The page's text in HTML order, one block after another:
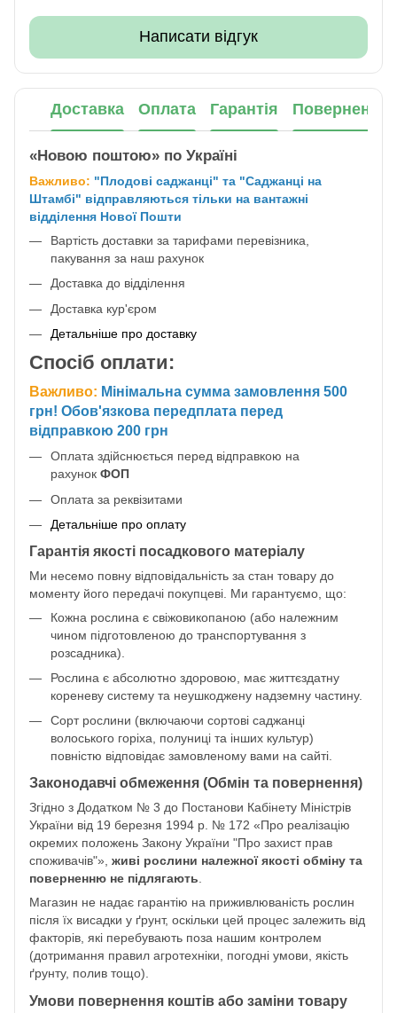
Написати відгук
Доставка Оплата Гарантія Повернення
«Новою поштою» по Україні
Важливо: "Плодові саджанці" та "Саджанці на
Штамбі" відправляються тільки на вантажні
відділення Нової Пошти
Вартість доставки за тарифами перевізника,
пакування за наш рахунок
Доставка до відділення
Доставка кур'єром
Детальніше про доставку
Спосіб оплати:
Важливо: Мінімальна сумма замовлення 500
грн! Обов'язкова передплата перед
відправкою 200 грн
Оплата здійснюється перед відправкою на
рахунок ФОП
Оплата за реквізитами
Детальніше про оплату
Гарантія якості посадкового матеріалу
Ми несемо повну відповідальність за стан товару до
моменту його передачі покупцеві. Ми гарантуємо, що:
Кожна рослина є свіжовикопаною (або належним
чином підготовленою до транспортування з
розсадника).
Рослина є абсолютно здоровою, має життєздатну
кореневу систему та неушкоджену надземну частину.
Сорт рослини (включаючи сортові саджанці
волоського горіха, полуниці та інших культур)
повністю відповідає замовленому вами на сайті.
Законодавчі обмеження (Обмін та повернення)
Згідно з Додатком № 3 до Постанови Кабінету Міністрів
України від 19 березня 1994 р. № 172 «Про реалізацію
окремих положень Закону України "Про захист прав
споживачів"», живі рослини належної якості обміну та
поверненню не підлягають
Магазин не надає гарантію на приживлюваність рослин
після їх висадки у ґрунт, оскільки цей процес залежить від
факторів, які перебувають поза нашим контролем
(дотримання правил агротехніки, погодні умови, якість
ґрунту, полив тощо).
Умови повернення коштів або заміни товару